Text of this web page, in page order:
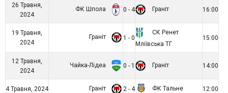
26 Травня,
2024
ФК Шпола 0 - 4 Граніт 16:00
19 Травня,
2024
Граніт 1 - 0
СК Ренет
Мліївська ТГ
15:00
12 Травня,
2024
Чайка-Лідеа 0 - 1 Граніт 14:00
4 Травня, 2024 Граніт 2 - 4 ФК Тальне 12:00